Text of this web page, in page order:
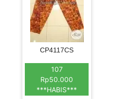
CP4117CS
107
Rp50.000
***HABIS***